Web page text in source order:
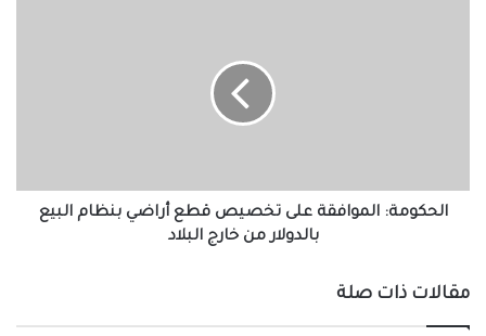
بالدولار
الحكومة: الموافقة على تخصيص قطع أراضي بنظام البيع
بالدولار من خارج البلاد
مقالات ذات صلة